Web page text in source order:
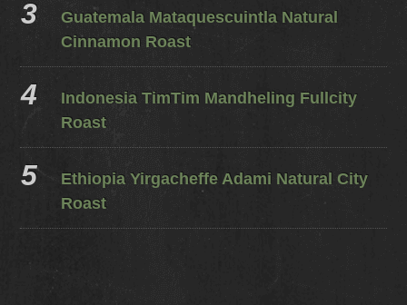
Guatemala Mataquescuintla Natural
Cinnamon Roast
Indonesia TimTim Mandheling Fullcity
Roast
Ethiopia Yirgacheffe Adami Natural City
Roast